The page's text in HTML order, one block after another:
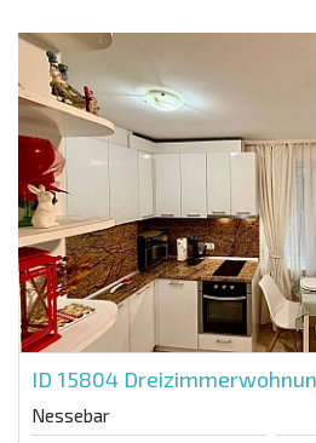
ID 15804
Nessebar